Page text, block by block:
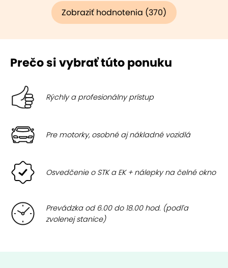
Zobraziť hodnotenia (370)
Prečo si vybrať túto ponuku
Rýchly a profesionálny prístup
Pre motorky, osobné aj nákladné vozidlá
Osvedčenie o STK a EK + nálepky na čelné okno
Prevádzka od 6.00 do 18.00 hod. (podľa
zvolenej stanice)